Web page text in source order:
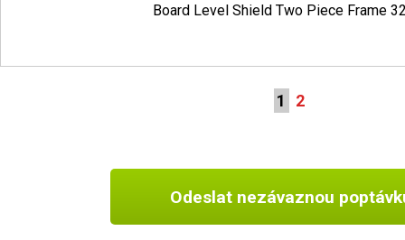
Board Level Shield Two Piece Frame
1 2
Odeslat nezávaznou